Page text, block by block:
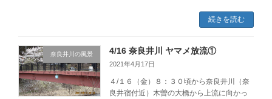
続きを読む
奈良井川の風景 4/16 奈良井川 ヤマメ放流①
2021年4月17日
４/１６（金）８：３０頃から奈良井川（奈
良井宿付近）木曽の大橋から上流に向かっ